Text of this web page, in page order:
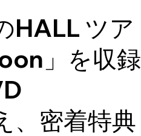
HALL ツア
」を収録
、密着特典